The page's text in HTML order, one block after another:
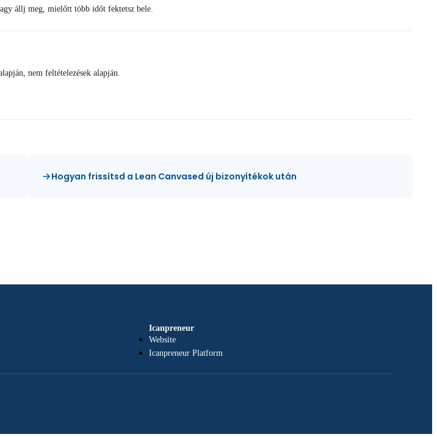
állj meg, mielőtt több időt fektetsz bele.
nem feltételezések alapján.
Hogyan frissítsd a Lean Canvased új bizonyítékok után
Icanpreneur
Website
Icanpreneur Platform